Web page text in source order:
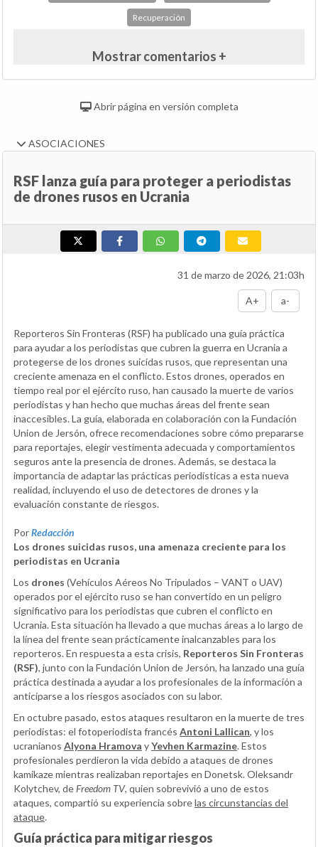
Recuperación
Mostrar comentarios +
Abrir página en versión completa
ASOCIACIONES
RSF lanza guía para proteger a periodistas
de drones rusos en Ucrania
31 de marzo de 2026, 21:03h
A+ a-
Reporteros Sin Fronteras (RSF) ha publicado una guía práctica
para ayudar a los periodistas que cubren la guerra en Ucrania a
protegerse de los drones suicidas rusos, que representan una
creciente amenaza en el conflicto. Estos drones, operados en
tiempo real por el ejército ruso, han causado la muerte de varios
periodistas y han hecho que muchas áreas del frente sean
inaccesibles. La guía, elaborada en colaboración con la Fundación
Union de Jersón, ofrece recomendaciones sobre cómo prepararse
para reportajes, elegir vestimenta adecuada y comportamientos
seguros ante la presencia de drones. Además, se destaca la
importancia de adaptar las prácticas periodísticas a esta nueva
realidad, incluyendo el uso de detectores de drones y la
evaluación constante de riesgos.
PorRedacción
Los drones suicidas rusos, una amenaza creciente para los
periodistas en Ucrania
Los drones (Vehículos Aéreos No Tripulados – VANT o UAV)
operados por el ejército ruso se han convertido en un peligro
significativo para los periodistas que cubren el conflicto en
Ucrania. Esta situación ha llevado a que muchas áreas a lo largo de
la línea del frente sean prácticamente inalcanzables para los
reporteros. En respuesta a esta crisis, Reporteros Sin Fronteras
(RSF), junto con la Fundación Union de Jersón, ha lanzado una guía
práctica destinada a ayudar a los profesionales de la información a
anticiparse a los riesgos asociados con su labor.
En octubre pasado, estos ataques resultaron en la muerte de tres
periodistas: el fotoperiodista francés Antoni Lallican, y los
ucranianos Alyona Hramova yYevhen Karmazine. Estos
profesionales perdieron la vida debido a ataques de drones
kamikaze mientras realizaban reportajes en Donetsk. Oleksandr
Kolytchev, deFreedom TV, quien sobrevivió a uno de estos
ataques, compartió su experiencia sobrelas circunstancias del
ataque.
Guía práctica para mitigar riesgos